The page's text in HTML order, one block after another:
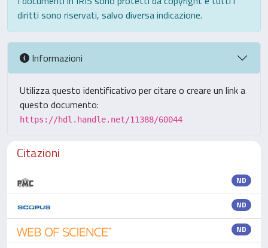
diritti sono riservati, salvo diversa indicazione.
Informazioni
Utilizza questo identificativo per citare o creare un link a
questo documento:
https://hdl.handle.net/11388/60044
Citazioni
ND
ND
ND